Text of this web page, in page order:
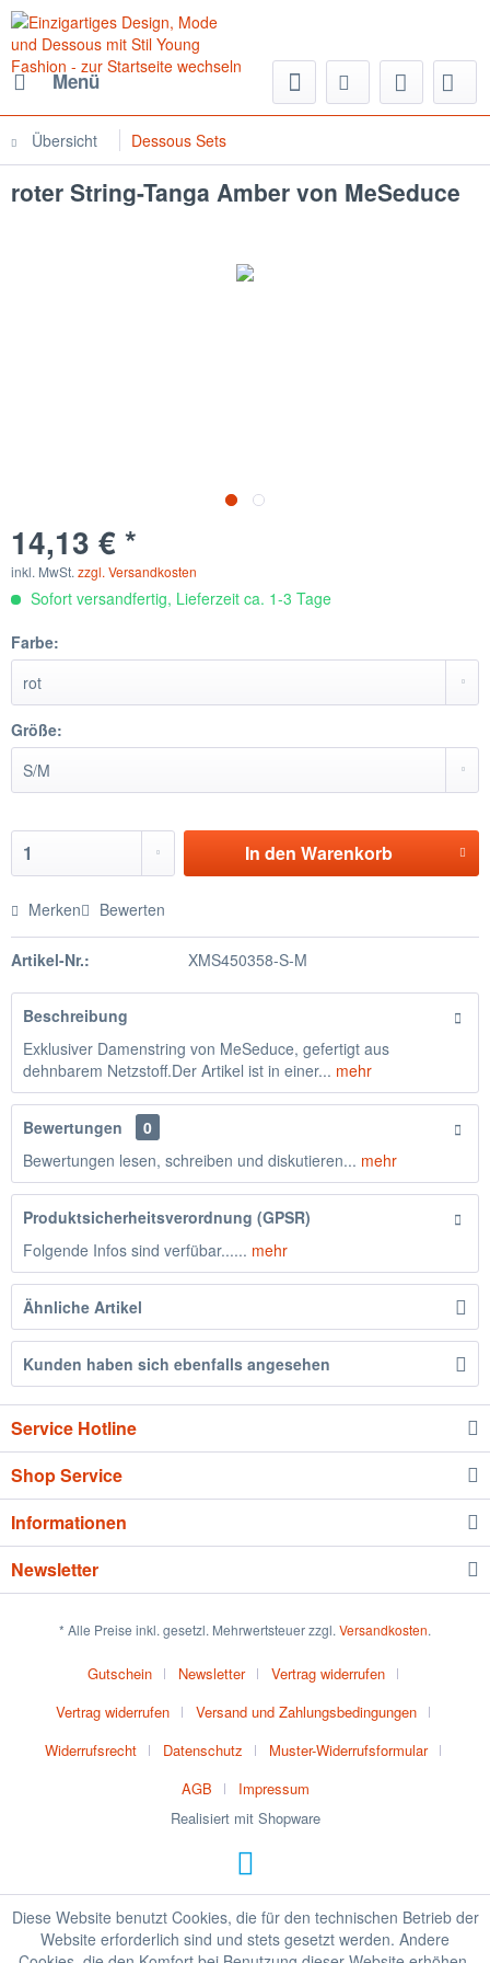
Menü
Übersicht Dessous Sets
roter String-Tanga Amber von MeSeduce
14,13 € *
inkl. MwSt. zzgl. Versandkosten
Sofort versandfertig, Lieferzeit ca. 1-3 Tage
Farbe:
Größe:
In den Warenkorb
Merken Bewerten
Artikel-Nr.: XMS450358-S-M
Beschreibung
Exklusiver Damenstring von MeSeduce, gefertigt aus
dehnbarem Netzstoff.Der Artikel ist in einer... mehr
Bewertungen
0
Bewertungen lesen, schreiben und diskutieren... mehr
Produktsicherheitsverordnung (GPSR)
Folgende Infos sind verfübar...... mehr
Ähnliche Artikel
Kunden haben sich ebenfalls angesehen
Service Hotline
Shop Service
Informationen
Newsletter
* Alle Preise inkl. gesetzl. Mehrwertsteuer zzgl. Versandkosten.
Gutschein Newsletter
Vertrag widerrufen
Vertrag widerrufen
Versand und Zahlungsbedingungen
Widerrufsrecht
Datenschutz
Muster-Widerrufsformular
AGB
Impressum
Realisiert mit Shopware
Diese Website benutzt Cookies, die für den technischen Betrieb der
Website erforderlich sind und stets gesetzt werden. Andere